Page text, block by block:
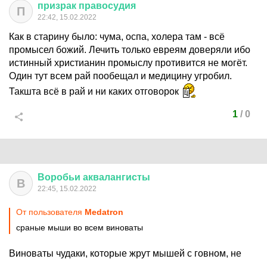
П призрак правосудия
22:42, 15.02.2022
Как в старину было: чума, оспа, холера там - всё
промысел божий. Лечить только евреям доверяли ибо
истинный христианин промыслу противится не могëт.
Один тут всем рай пообещал и медицину угробил.
Такшта всё в рай и ни каких отговорок
1/ 0
В Воробьи аквалангисты
22:45, 15.02.2022
От пользователя Medatron
сраные мыши во всем виноваты
Виноваты чудаки, которые жрут мышей с говном, не